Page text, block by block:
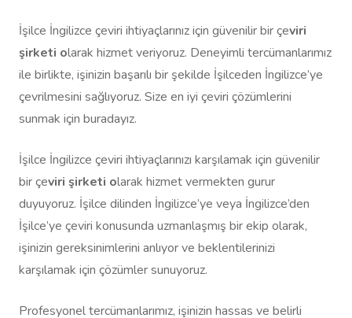
İşilce İngilizce çeviri ihtiyaçlarınız için güvenilir bir çeviri
şirketi olarak hizmet veriyoruz. Deneyimli tercümanlarımız
ile birlikte, işinizin başarılı bir şekilde İşilceden İngilizce’ye
çevrilmesini sağlıyoruz. Size en iyi çeviri çözümlerini
sunmak için buradayız.
İşilce İngilizce çeviri ihtiyaçlarınızı karşılamak için güvenilir
bir çeviri şirketi olarak hizmet vermekten gurur
duyuyoruz. İşilce dilinden İngilizce’ye veya İngilizce’den
İşilce’ye çeviri konusunda uzmanlaşmış bir ekip olarak,
işinizin gereksinimlerini anlıyor ve beklentilerinizi
karşılamak için çözümler sunuyoruz.
Profesyonel tercümanlarımız, işinizin hassas ve belirli